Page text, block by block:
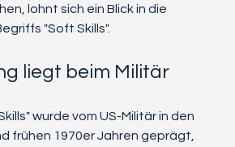
lohnt sich ein Blick in die
"Soft Skills".
liegt beim Militär
wurde vom US-Militär in den
frühen 1970er Jahren geprägt,